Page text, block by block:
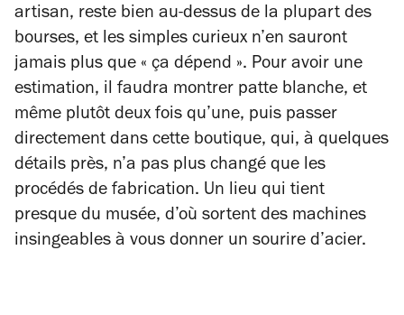
artisan, reste bien au-dessus de la plupart des
bourses, et les simples curieux n’en sauront
jamais plus que « ça dépend ». Pour avoir une
estimation, il faudra montrer patte blanche, et
même plutôt deux fois qu’une, puis passer
directement dans cette boutique, qui, à quelques
détails près, n’a pas plus changé que les
procédés de fabrication. Un lieu qui tient
presque du musée, d’où sortent des machines
insingeables à vous donner un sourire d’acier.